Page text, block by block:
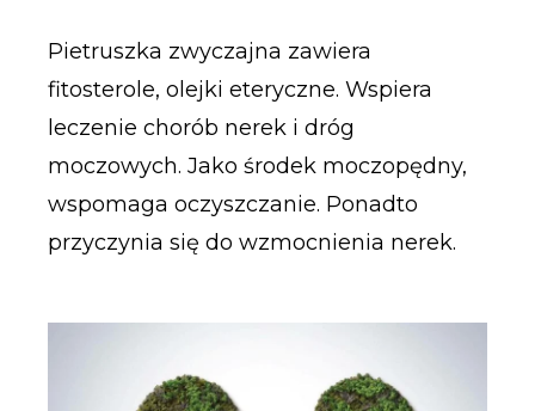
Pietruszka zwyczajna zawiera
fitosterole, olejki eteryczne. Wspiera
leczenie chorób nerek i dróg
moczowych. Jako środek moczopędny,
wspomaga oczyszczanie. Ponadto
przyczynia się do wzmocnienia nerek.